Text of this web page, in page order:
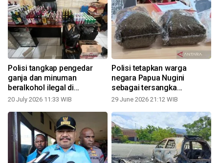
Polisi tangkap pengedar
ganja dan minuman
beralkohol ilegal di
Jayapura
20 July 2026 11:33 WIB
Polisi tetapkan warga
negara Papua Nugini
sebagai tersangka
pengedar ganja
29 June 2026 21:12 WIB